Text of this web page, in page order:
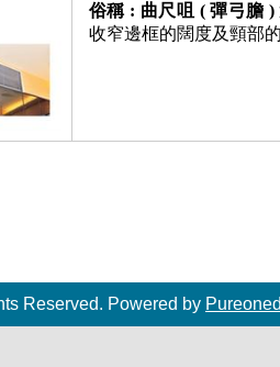
俗稱 : 曲尺咀 ( 彈弓膽 )
收窄邊框的闊度及頸部
Reserved. Powered by